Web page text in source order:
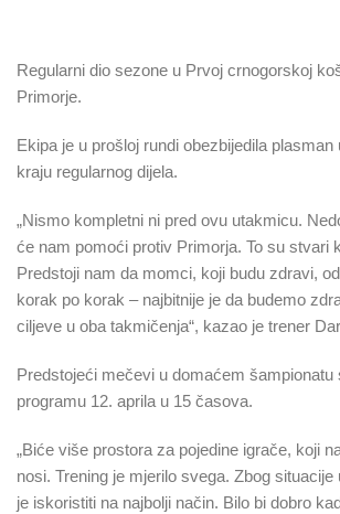
Regularni dio sezone u Prvoj crnogorskoj
Primorje.
Ekipa je u prošloj rundi obezbijedila
kraju regularnog dijela.
„Nismo kompletni ni pred ovu utakmicu.
će nam pomoći protiv Primorja. To su stvari
Predstoji nam da momci, koji budu zdravi,
korak po korak – najbitnije je da budemo
ciljeve u oba takmičenja“, kazao je trener
Predstojeći mečevi u domaćem
programu 12. aprila u 15 časova.
„Biće više prostora za pojedine igrače, koji
nosi. Trening je mjerilo svega. Zbog
je iskoristiti na najbolji način. Bilo bi dobro